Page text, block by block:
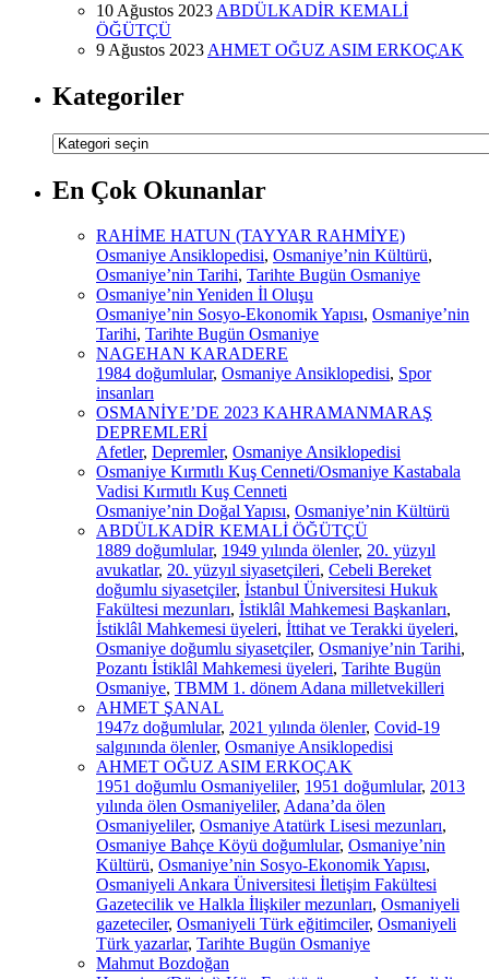
10 Ağustos 2023 ABDÜLKADİR KEMALİ
ÖĞÜTÇÜ
9 Ağustos 2023 AHMET OĞUZ ASIM ERKOÇAK
Kategoriler
Kategoriler
En Çok Okunanlar
RAHİME HATUN (TAYYAR RAHMİYE)
Osmaniye Ansiklopedisi, Osmaniye’nin Kültürü,
Osmaniye’nin Tarihi, Tarihte Bugün Osmaniye
Osmaniye’nin Yeniden İl Oluşu
Osmaniye’nin Sosyo-Ekonomik Yapısı, Osmaniye’nin
Tarihi, Tarihte Bugün Osmaniye
NAGEHAN KARADERE
1984 doğumlular, Osmaniye Ansiklopedisi, Spor
insanları
OSMANİYE’DE 2023 KAHRAMANMARAŞ
DEPREMLERİ
Afetler, Depremler, Osmaniye Ansiklopedisi
Osmaniye Kırmıtlı Kuş Cenneti/Osmaniye Kastabala
Vadisi Kırmıtlı Kuş Cenneti
Osmaniye’nin Doğal Yapısı, Osmaniye’nin Kültürü
ABDÜLKADİR KEMALİ ÖĞÜTÇÜ
1889 doğumlular, 1949 yılında ölenler, 20. yüzyıl
avukatlar, 20. yüzyıl siyasetçileri, Cebeli Bereket
doğumlu siyasetçiler, İstanbul Üniversitesi Hukuk
Fakültesi mezunları, İstiklâl Mahkemesi Başkanları,
İstiklâl Mahkemesi üyeleri, İttihat ve Terakki üyeleri,
Osmaniye doğumlu siyasetçiler, Osmaniye’nin Tarihi,
Pozantı İstiklâl Mahkemesi üyeleri, Tarihte Bugün
Osmaniye, TBMM 1. dönem Adana milletvekilleri
AHMET ŞANAL
1947z doğumlular, 2021 yılında ölenler, Covid-19
salgınında ölenler, Osmaniye Ansiklopedisi
AHMET OĞUZ ASIM ERKOÇAK
1951 doğumlu Osmaniyeliler, 1951 doğumlular, 2013
yılında ölen Osmaniyeliler, Adana’da ölen
Osmaniyeliler, Osmaniye Atatürk Lisesi mezunları,
Osmaniye Bahçe Köyü doğumlular, Osmaniye’nin
Kültürü, Osmaniye’nin Sosyo-Ekonomik Yapısı,
Osmaniyeli Ankara Üniversitesi İletişim Fakültesi
Gazetecilik ve Halkla İlişkiler mezunları, Osmaniyeli
gazeteciler, Osmaniyeli Türk eğitimciler, Osmaniyeli
Türk yazarlar, Tarihte Bugün Osmaniye
Mahmut Bozdoğan